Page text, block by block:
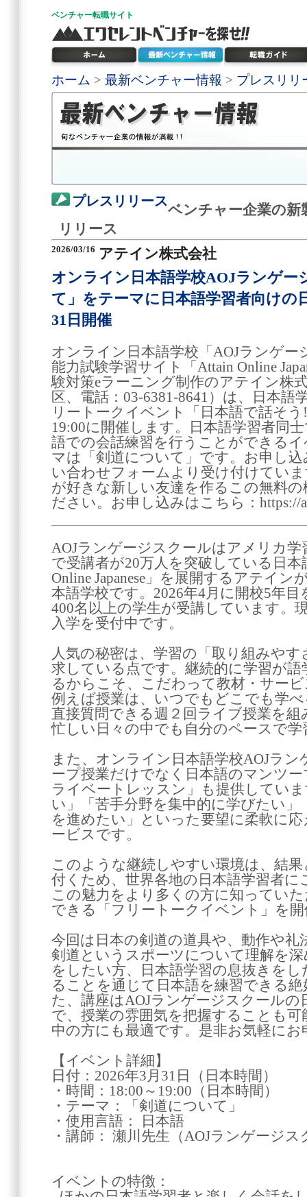
ベンチャー転職サイト
ホーム > 最新ベンチャー情報 > プレスリリ
プレスリリース
ベンチャー企業の新
リリース
2026/03/16 アテイン株式会社
オンライン日本語学校AOJランゲー
て」をテーマに日本語学習者向けの
31日開催
オンライン日本語学校「AOJランゲー
能力試験学習サイト「Attain Online
験対策eラーニング制作のアテイン株
区、電話：03-6381-8641）は、日本
リートークイベント「日本語で話そ
19:00に開催します。日本語学習者同
語での会話練習を行うことができる
マは「剣道について」です。お申し
い合わせフォームより受け付けてい
が好きな新しい友達を作るこの無料
ださい。お申し込みはこちら：https://
AOJランゲージスクールはアメリカ
で受講者が20万人を突破している日
Online Japanese」を展開するアテイ
本語学校です。2026年4月に開校5年
400名以上の学生が受講しています。
入学を受付中です。
人気の秘密は、学習の「取り組みや
求している点です。継続的に学習が
るからこそ、こだわって教材・サー
例えば授業は、いつでもどこでも学
直接質問できる週２回ライブ授業を
忙しい日々の中でも自分のペースで
また、オンライン日本語学校AOJラ
ープ授業だけでなく日本語のマンツ
ライベートレッスン」も提供してい
い」「苦手分野を集中的に学びたい」
を進めたい」といった要望に柔軟に
ービスです。
このような継続しやすい環境は、結
付くため、世界各地の日本語学習者
この魅力をより多くの方に知ってい
できる「フリートークイベント」を
今回は日本の剣道の道具や、動作や礼
剣道というスポーツについて理解を
をしたい方、日本語学習の息抜きを
ることを通じて日本語を練習できる
た、講座はAOJランゲージスクール
で、授業の雰囲気を把握することも
中の方にも最適です。是非お気軽に
【イベント詳細】
日付：2026年3月31日（日本時間）
・時間：18:00～19:00（日本時間）
・テーマ：「剣道について」
・使用言語： 日本語
・講師： 瀬川先生（AOJランゲージス
イベントの特徴：